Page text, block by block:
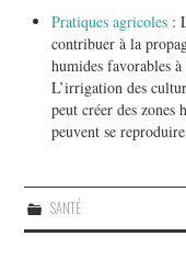
Pratiques agricoles :
contribuer à la
humides favorables
L’irrigation des
peut créer des zones
peuvent se
SANTÉ